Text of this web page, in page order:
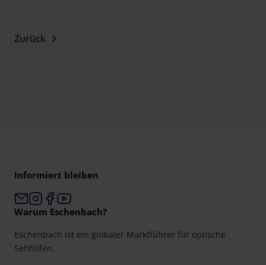
Zurück
Informiert bleiben
Warum Eschenbach?
Eschenbach ist ein globaler Marktführer für optische
Sehhilfen.